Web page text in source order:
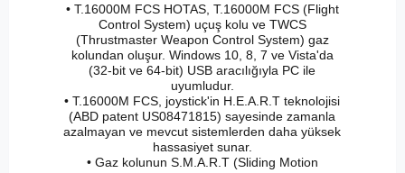
• T.16000M FCS HOTAS, T.16000M FCS (Flight
Control System) uçuş kolu ve TWCS
(Thrustmaster Weapon Control System) gaz
kolundan oluşur. Windows 10, 8, 7 ve Vista'da
(32-bit ve 64-bit) USB aracılığıyla PC ile
uyumludur.
• T.16000M FCS, joystick'in H.E.A.R.T teknolojisi
(ABD patent US08471815) sayesinde zamanla
azalmayan ve mevcut sistemlerden daha yüksek
hassasiyet sunar.
• Gaz kolunun S.M.A.R.T (Sliding Motion